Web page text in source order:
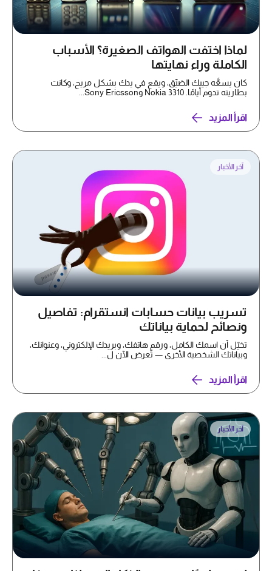
لماذا اختفت الهواتف الصغيرة؟ الأسباب
الكاملة وراء نهايتها
كان يسعُّه جيبك الضيِّق، ويقع في يدك بشكل مريح، وكانت
بطاريته تدوم أيامًا. Nokia 3310 وSony Ericsson...
اقرأ المزيد
آخر الأخبار
تسريب بيانات حسابات انستقرام: تفاصيل
ونصائح لحماية بياناتك
تخيّل أن اسمك الكامل، ورقم هاتفك، وبريدك الإلكتروني، وعنوانك،
وبياناتك الشخصية الأخرى — تُعرض الآن ل...
اقرأ المزيد
آخر الأخبار